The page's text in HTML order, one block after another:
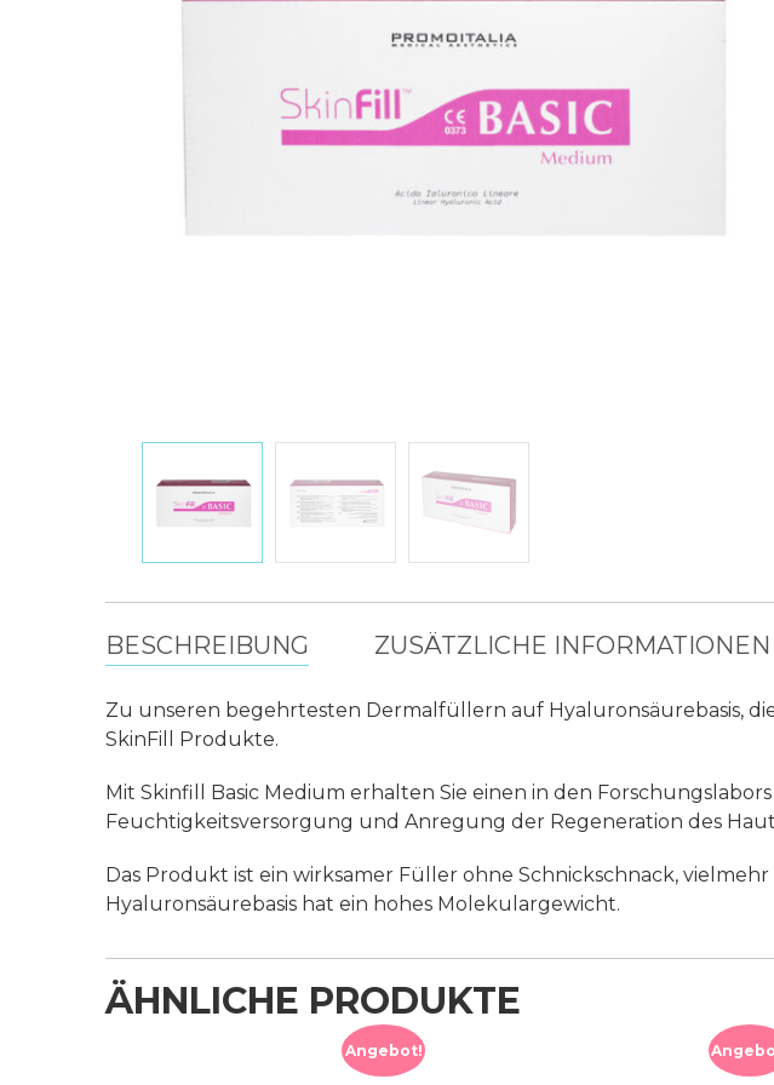
BESCHREIBUNG ZUSÄTZLICHE INFORMATIONEN
Zu unseren begehrtesten Dermalfüllern auf Hyaluronsäurebasis,
SkinFill Produkte.
Mit Skinfill Basic Medium erhalten Sie einen in den
Feuchtigkeitsversorgung und Anregung der Regeneration des
Das Produkt ist ein wirksamer Füller ohne Schnickschnack,
Hyaluronsäurebasis hat ein hohes Molekulargewicht.
ÄHNLICHE PRODUKTE
Angebot!